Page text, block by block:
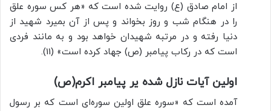
از امام صادق (ع) روایت شده است که «هر کس سوره علق
را در هنگام شب و روز بخواند و پس از آن بمیرد شهید از
دنیا رفته و در مرتبه شهیدان خواهد بود و به مانند فردی
است که در رکاب پیامبر (ص) جهاد کرده است» (11).
اولین آیات نازل شده یر پیامبر اکرم(ص)
آمده است که «سوره علق اولین سوره‌ای است که بر رسول